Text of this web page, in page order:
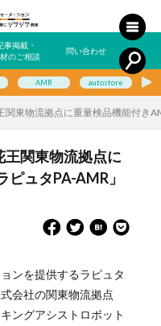
事掲載・
のご相談
問い合わせ
AMR autostore
関東物流拠点に重量検品機能付き
王関東物流拠点に
ュタPA-AMR」
ンを提供するラピュタ
会社の関東物流拠点
ングアシストロボット